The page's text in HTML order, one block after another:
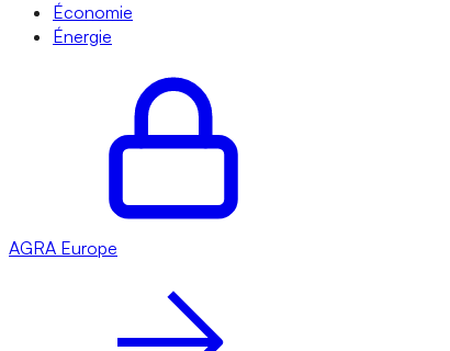
Économie
Énergie
AGRA Europe